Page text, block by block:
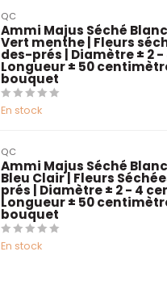
QC
Ammi Majus Séché
Vert menthe | Fleurs
des-prés | Diamètre ± 2 -
Longueur ± 50
bouquet
En stock
QC
Ammi Majus Séché
Bleu Clair | Fleurs
prés | Diamètre ± 2 - 4
Longueur ± 50
bouquet
En stock